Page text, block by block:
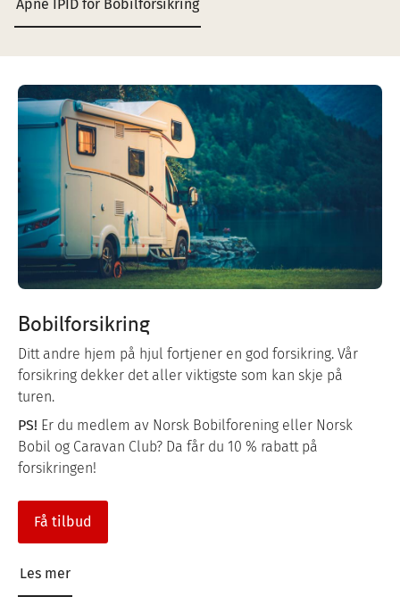
Åpne IPID for Bobilforsikring
Bobilforsikring
Ditt andre hjem på hjul fortjener en god forsikring. Vår
forsikring dekker det aller viktigste som kan skje på
turen.
PS! Er du medlem av Norsk Bobilforening eller Norsk
Bobil og Caravan Club? Da får du 10 % rabatt på
forsikringen!
Få tilbud
Les mer